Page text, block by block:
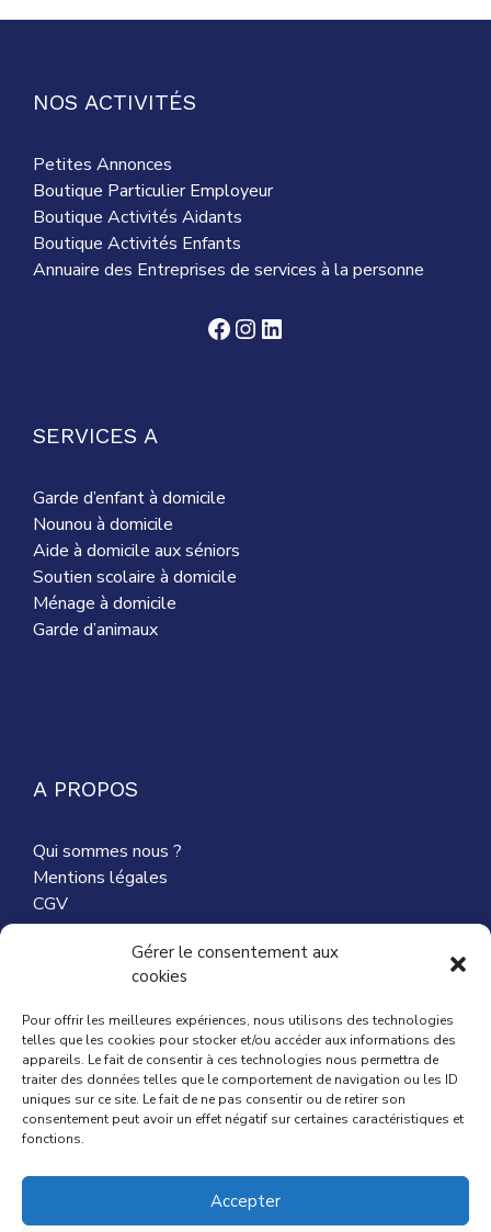
Gérer le consentement aux
cookies
Pour offrir les meilleures expériences, nous utilisons des technologies
telles que les cookies pour stocker et/ou accéder aux informations des
appareils. Le fait de consentir à ces technologies nous permettra de
traiter des données telles que le comportement de navigation ou les ID
uniques sur ce site. Le fait de ne pas consentir ou de retirer son
consentement peut avoir un effet négatif sur certaines caractéristiques et
fonctions.
Accepter
NOS ACTIVITÉS
Petites Annonces
Boutique Particulier Employeur
Boutique Activités Aidants
Boutique Activités Enfants
Annuaire des Entreprises de services à la personne
Facebook
Instagram
LinkedIn
SERVICES A
Garde d’enfant à domicile
Nounou à domicile
Aide à domicile aux séniors
Soutien scolaire à domicile
Ménage à domicile
Garde d’animaux
A PROPOS
Qui sommes nous ?
Mentions légales
CGV
Nous contacter
ACTUALITÉ
Mag du Particuiler Employeur
Comment choisir ma nounou ?
Comment déclarer ma nounou ?